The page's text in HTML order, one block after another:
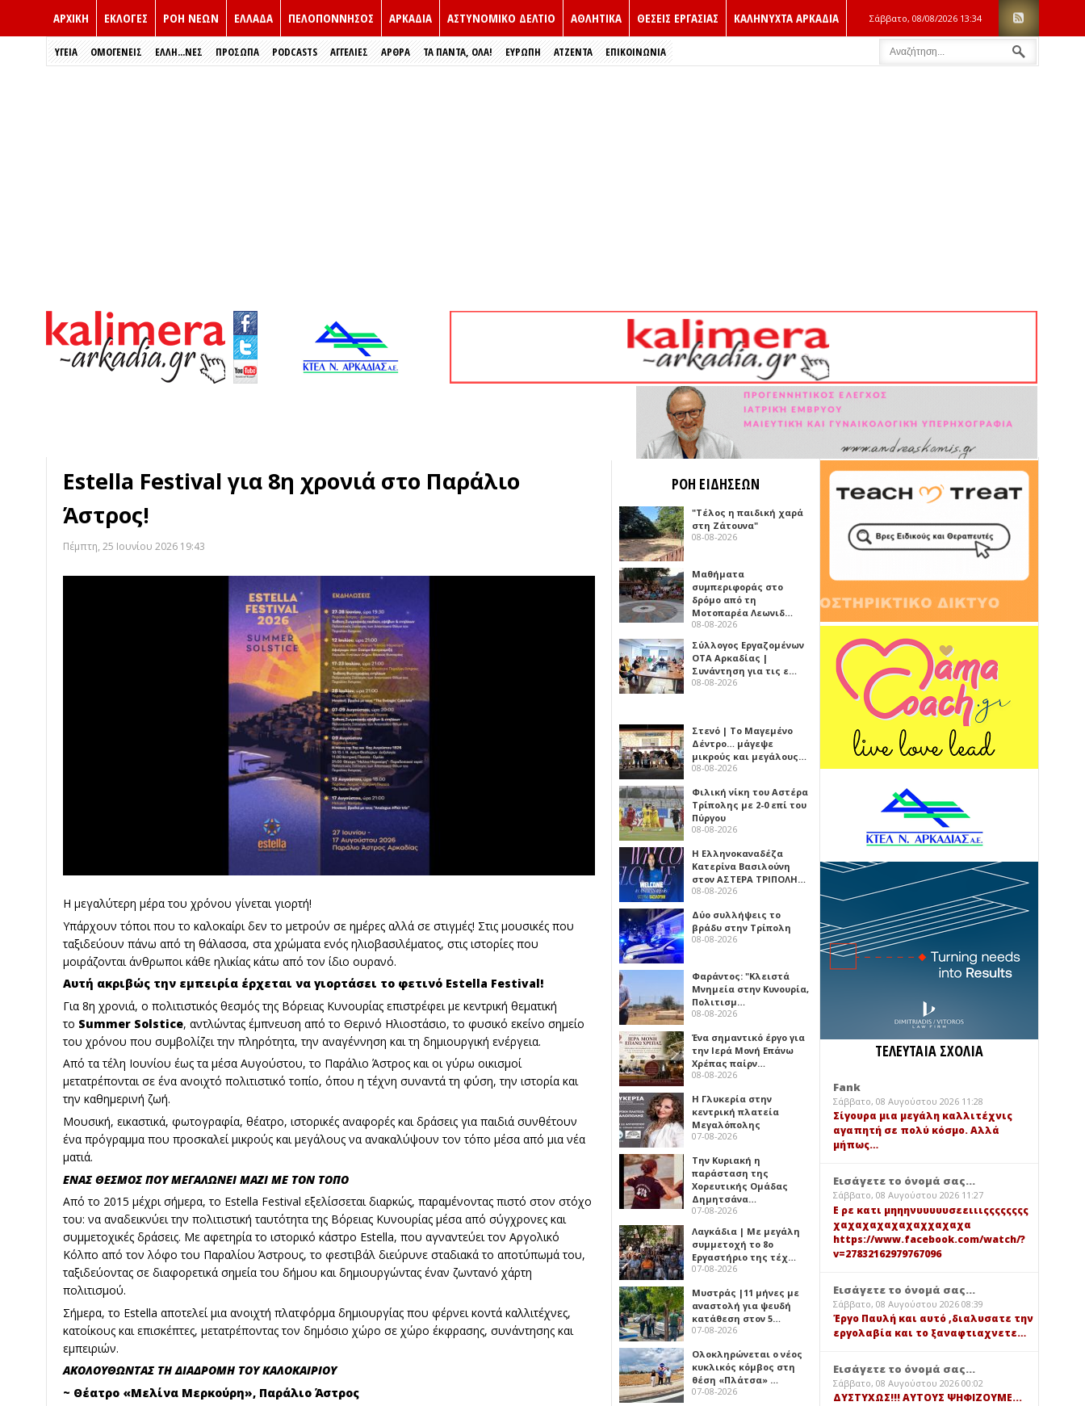
ΑΡΧΙΚΗ ΕΚΛΟΓΈΣ ΡΟΗ ΝΕΩΝ ΕΛΛΑΔΑ ΠΕΛΟΠΟΝΝΗΣΟΣ ΑΡΚΑΔΙΑ ΑΣΤΥΝΟΜΙΚΟ ΔΕΛΤΙΟ ΑΘΛΗΤΙΚΑ ΘΕΣΕΙΣ ΕΡΓΑΣΙΑΣ ΚΑΛΗΝΥΧΤΑ ΑΡΚΑΔΙΑ Σάββατο, 08/08/2026 13:34
ΥΓΕΙΑ ΟΜΟΓΕΝΕΙΣ ΈΛΛΗ...ΝΕΣ ΠΡΌΣΩΠΑ PODCASTS ΑΓΓΕΛΙΕΣ ΑΡΘΡΑ ΤΑ ΠΑΝΤΑ, ΟΛΑ! ΕΥΡΏΠΗ ΑΤΖΕΝΤΑ ΕΠΙΚΟΙΝΩΝΙΑ
Estella Festival για 8η χρονιά στο Παράλιο
Άστρος!
Πέμπτη, 25 Ιουνίου 2026 19:43
Η μεγαλύτερη μέρα του χρόνου γίνεται γιορτή!
Υπάρχουν τόποι που το καλοκαίρι δεν το μετρούν σε ημέρες αλλά σε στιγμές! Στις μουσικές που
ταξιδεύουν πάνω από τη θάλασσα, στα χρώματα ενός ηλιοβασιλέματος, στις ιστορίες που
μοιράζονται άνθρωποι κάθε ηλικίας κάτω από τον ίδιο ουρανό.
Αυτή ακριβώς την εμπειρία έρχεται να γιορτάσει το φετινό Estella Festival!
Για 8η χρονιά, ο πολιτιστικός θεσμός της Βόρειας Κυνουρίας επιστρέφει με κεντρική θεματική
το Summer Solstice, αντλώντας έμπνευση από το Θερινό Ηλιοστάσιο, το φυσικό εκείνο σημείο
του χρόνου που συμβολίζει την πληρότητα, την αναγέννηση και τη δημιουργική ενέργεια.
Από τα τέλη Ιουνίου έως τα μέσα Αυγούστου, το Παράλιο Άστρος και οι γύρω οικισμοί
μετατρέπονται σε ένα ανοιχτό πολιτιστικό τοπίο, όπου η τέχνη συναντά τη φύση, την ιστορία και
την καθημερινή ζωή.
Μουσική, εικαστικά, φωτογραφία, θέατρο, ιστορικές αναφορές και δράσεις για παιδιά συνθέτουν
ένα πρόγραμμα που προσκαλεί μικρούς και μεγάλους να ανακαλύψουν τον τόπο μέσα από μια νέα
ματιά.
ΕΝΑΣ ΘΕΣΜΟΣ ΠΟΥ ΜΕΓΑΛΩΝΕΙ ΜΑΖΙ ΜΕ ΤΟΝ ΤΟΠΟ
Από το 2015 μέχρι σήμερα, το Estella Festival εξελίσσεται διαρκώς, παραμένοντας πιστό στον στόχο
του: να αναδεικνύει την πολιτιστική ταυτότητα της Βόρειας Κυνουρίας μέσα από σύγχρονες και
συμμετοχικές δράσεις. Με αφετηρία το ιστορικό κάστρο Estella, που αγναντεύει τον Αργολικό
Κόλπο από τον λόφο του Παραλίου Άστρους, το φεστιβάλ διεύρυνε σταδιακά το αποτύπωμά του,
ταξιδεύοντας σε διαφορετικά σημεία του δήμου και δημιουργώντας έναν ζωντανό χάρτη
πολιτισμού.
Σήμερα, το Estella αποτελεί μια ανοιχτή πλατφόρμα δημιουργίας που φέρνει κοντά καλλιτέχνες,
κατοίκους και επισκέπτες, μετατρέποντας τον δημόσιο χώρο σε χώρο έκφρασης, συνάντησης και
εμπειριών.
ΑΚΟΛΟΥΘΩΝΤΑΣ ΤΗ ΔΙΑΔΡΟΜΗ ΤΟΥ ΚΑΛΟΚΑΙΡΙΟΥ
~ Θέατρο «Μελίνα Μερκούρη», Παράλιο Άστρος
ΡΟΗ ΕΙΔΗΣΕΩΝ
"Τέλος η παιδική χαρά
στη Ζάτουνα"
08-08-2026
Μαθήματα
συμπεριφοράς στο
δρόμο από τη
Μοτοπαρέα Λεωνιδ…
08-08-2026
Σύλλογος Εργαζομένων
ΟΤΑ Αρκαδίας |
Συνάντηση για τις ε…
08-08-2026
Στενό | Το Μαγεμένο
Δέντρο… μάγεψε
μικρούς και μεγάλους…
08-08-2026
Φιλική νίκη του Αστέρα
Τρίπολης με 2-0 επί του
Πύργου
08-08-2026
Η Ελληνοκαναδέζα
Κατερίνα Βασιλούνη
στον ΑΣΤΕΡΑ ΤΡΙΠΟΛΗ…
08-08-2026
Δύο συλλήψεις το
βράδυ στην Τρίπολη
08-08-2026
Φαράντος: "Κλειστά
Μνημεία στην Κυνουρία,
Πολιτισμ…
08-08-2026
Ένα σημαντικό έργο για
την Ιερά Μονή Επάνω
Χρέπας παίρν…
08-08-2026
Η Γλυκερία στην
κεντρική πλατεία
Μεγαλόπολης
07-08-2026
Την Κυριακή η
παράσταση της
Χορευτικής Ομάδας
Δημητσάνα…
07-08-2026
Λαγκάδια | Με μεγάλη
συμμετοχή το 8ο
Εργαστήριο της τέχ…
07-08-2026
Μυστράς |11 μήνες με
αναστολή για ψευδή
κατάθεση στον 5…
07-08-2026
Ολοκληρώνεται ο νέος
κυκλικός κόμβος στη
θέση «Πλάτσα» …
07-08-2026
ΤΕΛΕΥΤΑΙΑ ΣΧΟΛΙΑ
Fank
Σάββατο, 08 Αυγούστου 2026 11:28
Σίγουρα μια μεγάλη καλλιτέχνις
αγαπητή σε πολύ κόσμο. Αλλά
μήπως…
Εισάγετε το όνομά σας...
Σάββατο, 08 Αυγούστου 2026 11:27
Ε ρε κατι μηηηνυυυυυσεειιιςςςςςςςς
χαχαχαχαχαχαχχαχαχα
https://www.facebook.com/watch/?
v=27832162979767096
Εισάγετε το όνομά σας...
Σάββατο, 08 Αυγούστου 2026 08:39
Έργο Παυλή και αυτό ,διαλυσατε την
εργολαβία και το ξαναφτιαχνετε…
Εισάγετε το όνομά σας...
Σάββατο, 08 Αυγούστου 2026 00:02
ΔΥΣΤΥΧΩΣ!!! ΑΥΤΟΥΣ ΨΗΦΙΖΟΥΜΕ...